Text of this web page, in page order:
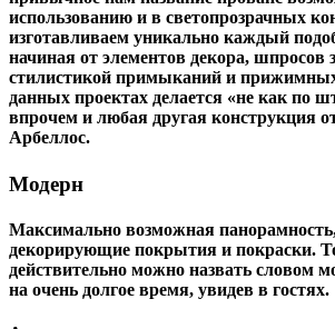
использованию и в светопрозрачных
изготавливаем уникально каждый
начиная от элементов декора, шпросов
стилистикой примыканий и
данных проектах делается «не как по
впрочем и любая другая конструкция
Арбеллос.
Модерн
Максимально возможная
декорирующие покрытия и покраски.
действительно можно назвать словом
на очень долгое время, увидев в гостях.